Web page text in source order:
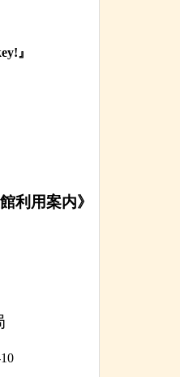
』
利用案内》